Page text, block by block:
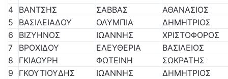
4 ΒΑΝΤΣΗΣ ΣΑΒΒΑΣ
ΑΘΑΝΑΣΙΟΣ
5
ΒΑΣΙΛΕΙΑΔΟΥ ΟΛΥΜΠΙΑ
ΔΗΜΗΤΡΙΟΣ
6
ΒΙΖΥΗΝΟΣ ΙΩΑΝΝΗΣ
ΧΡΙΣΤΟΦΟΡΟΣ
7
ΒΡΟΧΙΔΟΥ ΕΛΕΥΘΕΡΙΑ
ΒΑΣΙΛΕΙΟΣ
8
ΓΚΙΑΟΥΡΗ ΦΩΤΕΙΝΗ
ΣΩΚΡΑΤΗΣ
9
ΓΚΟΥΤΙΟΥΔΗΣ ΙΩΑΝΝΗΣ
ΔΗΜΗΤΡΙΟΣ